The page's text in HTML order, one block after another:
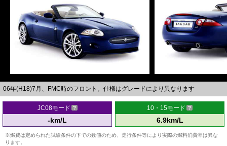
06年(H18)7月、FMC時のフロント。仕様はグレードにより異なります
JC08モード
-km/L
10・15モード
6.9km/L
※燃費は定められた試験条件の下での数値のため、走行条件等により実際の燃料消費率は異な
ります。